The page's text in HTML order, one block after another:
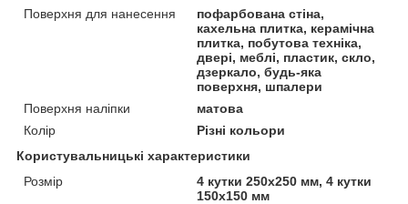
Поверхня для нанесення
пофарбована стіна,
кахельна плитка, керамічна
плитка, побутова техніка,
двері, меблі, пластик, скло,
дзеркало, будь-яка
поверхня, шпалери
Поверхня наліпки
матова
Колір
Різні кольори
Користувальницькі характеристики
Розмір
4 кутки 250х250 мм, 4 кутки
150x150 мм